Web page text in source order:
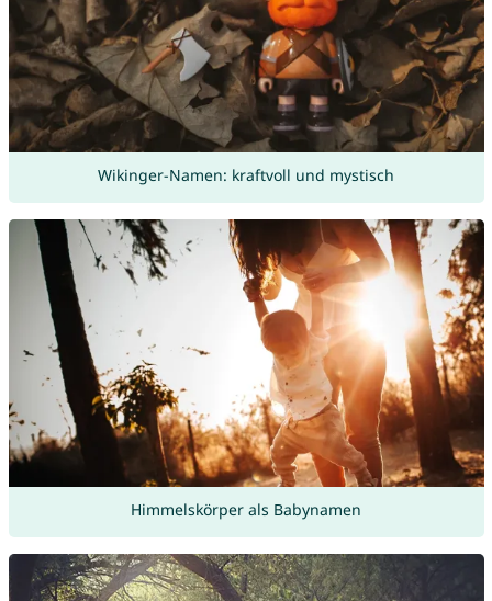
Wikinger-Namen: kraftvoll und mystisch
Himmelskörper als Babynamen